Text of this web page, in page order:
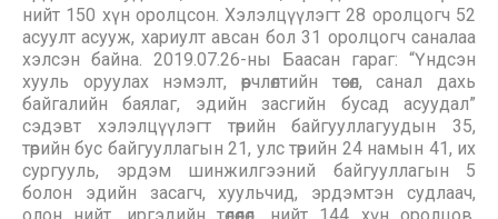
нийт 150 хүн оролцсон. Хэлэлцүүлэгт 28 оролцогч 52
асуулт асууж, хариулт авсан бол 31 оролцогч саналаа
хэлсэн байна. 2019.07.26-ны Баасан гараг: “Үндсэн
хууль оруулах нэмэлт, өөрчлөлтийн төсөл, санал дахь
байгалийн баялаг, эдийн засгийн бусад асуудал”
сэдэвт хэлэлцүүлэгт төрийн байгууллагуудын 35,
төрийн бус байгууллагын 21, улс төрийн 24 намын 41, их
сургууль, эрдэм шинжилгээний байгууллагын 5
болон эдийн засагч, хуульчид, эрдэмтэн судлаач,